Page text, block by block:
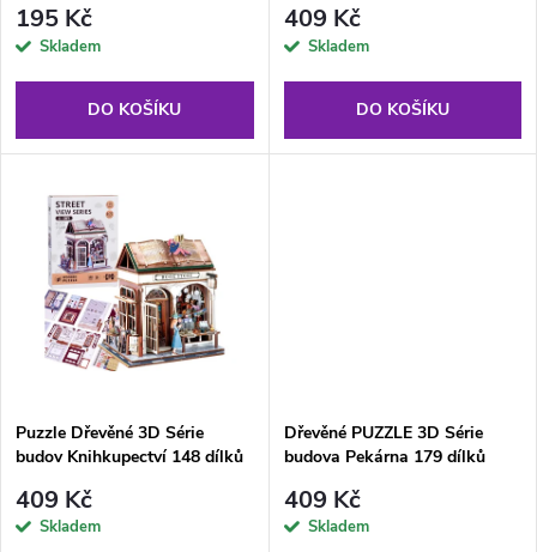
r
o
d
r
ů
195 Kč
Skladem
DO KOŠÍKU
409 Kč
Skladem
DO KOŠÍKU
Puzzle Dřevěné 3D Série
budov Knihkupectví 148 dílků
409 Kč
Skladem
Dřevěné PUZZLE 3D Série
budova Pekárna 179 dílků
409 Kč
Skladem